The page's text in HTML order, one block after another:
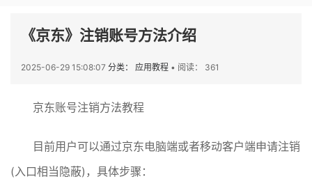
《京东》注销账号方法介绍
2025-06-29 15:08:07 分类： 应用教程 • 阅读： 361
京东账号注销方法教程
目前用户可以通过京东电脑端或者移动客户端申请注销
(入口相当隐蔽)，具体步骤：